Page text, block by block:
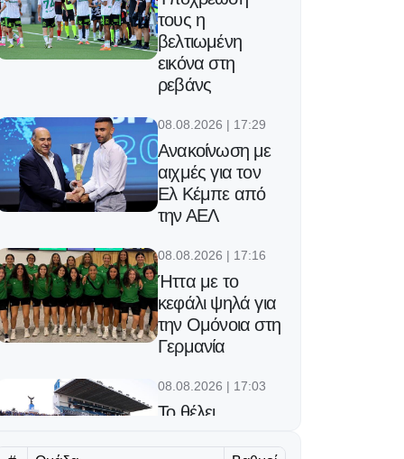
τους η
βελτιωμένη
εικόνα στη
ρεβάνς
08.08.2026 | 17:29
Ανακοίνωση με
αιχμές για τον
Ελ Κέμπε από
την ΑΕΛ
08.08.2026 | 17:16
Ήττα με το
κεφάλι ψηλά για
την Ομόνοια στη
Γερμανία
08.08.2026 | 17:03
Το θέλει